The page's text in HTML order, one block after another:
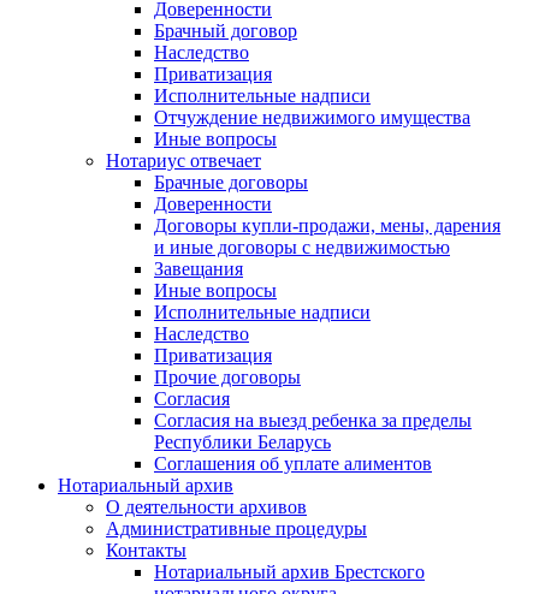
Доверенности
Брачный договор
Наследство
Приватизация
Исполнительные надписи
Отчуждение недвижимого имущества
Иные вопросы
Нотариус отвечает
Брачные договоры
Доверенности
Договоры купли-продажи, мены, дарения
и иные договоры с недвижимостью
Завещания
Иные вопросы
Исполнительные надписи
Наследство
Приватизация
Прочие договоры
Согласия
Согласия на выезд ребенка за пределы
Республики Беларусь
Соглашения об уплате алиментов
Нотариальный архив
О деятельности архивов
Административные процедуры
Контакты
Нотариальный архив Брестского